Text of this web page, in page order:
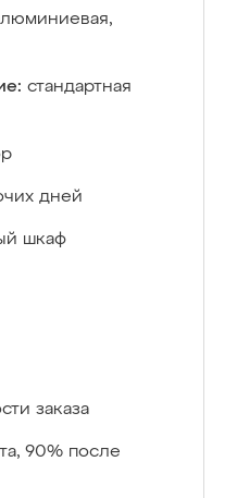
стандартная
дней
шкаф
заказа
90% после